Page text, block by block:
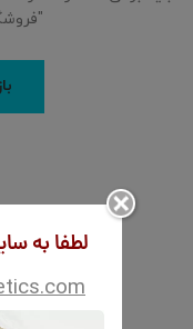
لطفا به